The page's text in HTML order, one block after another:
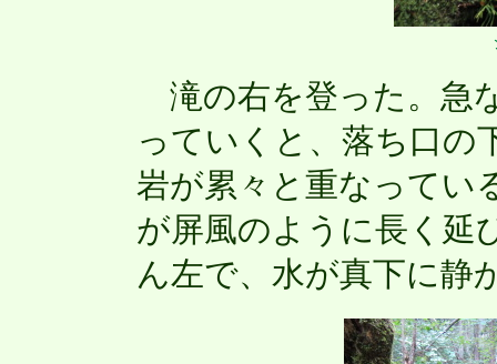
滝の右を登った。急
っていくと、落ち口の
岩が累々と重なってい
が屏風のように長く延
ん左で、水が真下に静